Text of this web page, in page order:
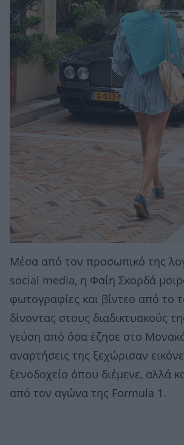
Μέσα από τον προσωπικό της
social media, η Φαίη Σκορδά
φωτογραφίες και βίντεο από το
δίνοντας στους διαδικτυακούς
γεύση από όσα έζησε στο
αναρτήσεις της ξεχώρισαν
ξενοδοχείο όπου διέμενε, αλλά
από τον αγώνα της Formula 1.